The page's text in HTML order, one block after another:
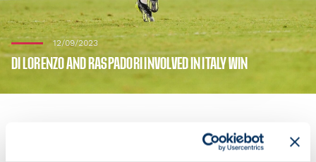
12/09/2023
DI LORENZO AND RASPADORI INVOLVED IN ITALY WIN